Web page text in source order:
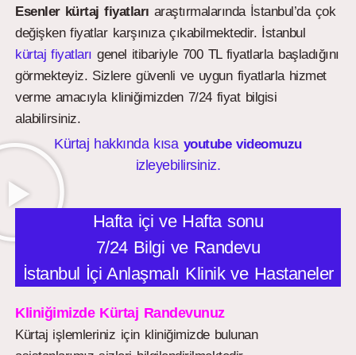
Esenler kürtaj fiyatları araştırmalarında İstanbul’da çok
değişken fiyatlar karşınıza çıkabilmektedir. İstanbul
kürtaj fiyatları genel itibariyle 700 TL fiyatlarla başladığını
görmekteyiz. Sizlere güvenli ve uygun fiyatlarla hizmet
verme amacıyla kliniğimizden 7/24 fiyat bilgisi
alabilirsiniz.
Kürtaj hakkında kısa youtube videomuzu
izleyebilirsiniz.
Hafta içi ve Hafta sonu
7/24 Bilgi ve Randevu
İstanbul İçi Anlaşmalı Klinik ve Hastaneler
Kliniğimizde Kürtaj Randevunuz
Kürtaj işlemleriniz için kliniğimizde bulunan